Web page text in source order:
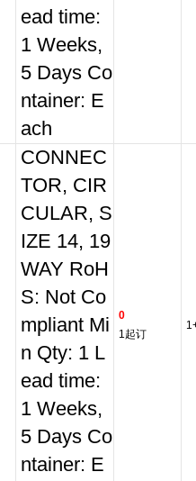
ead time:
1 Weeks,
5 Days Co
ntainer: E
ach
CONNEC
TOR, CIR
CULAR, S
IZE 14, 19
WAY RoH
S: Not Co
mpliant Mi
n Qty: 1 L
ead time:
1 Weeks,
5 Days Co
ntainer: E
0
1起订